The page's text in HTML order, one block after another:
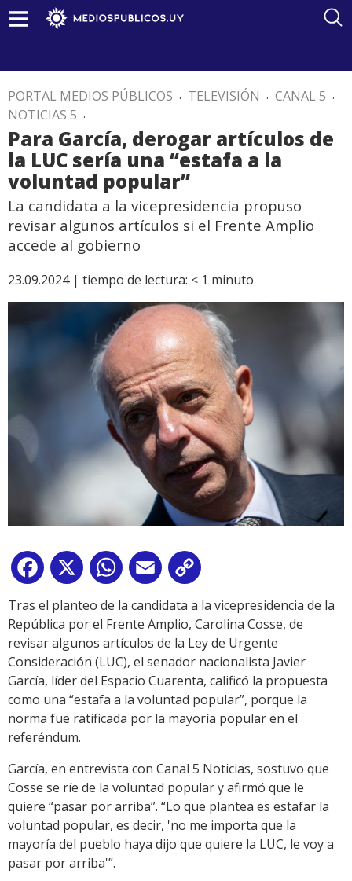
PORTAL MEDIOS PÚBLICOS . TELEVISIÓN . CANAL 5 .
NOTICIAS 5 .
Para García, derogar artículos de
la LUC sería una “estafa a la
voluntad popular”
La candidata a la vicepresidencia propuso
revisar algunos artículos si el Frente Amplio
accede al gobierno
23.09.2024 | tiempo de lectura: < 1 minuto
Facebook
X WhatsApp
Email
Link
Tras el planteo de la candidata a la vicepresidencia de la
República por el Frente Amplio, Carolina Cosse, de
revisar algunos artículos de la Ley de Urgente
Consideración (LUC), el senador nacionalista Javier
García, líder del Espacio Cuarenta, calificó la propuesta
como una “estafa a la voluntad popular”, porque la
norma fue ratificada por la mayoría popular en el
referéndum.
García, en entrevista con Canal 5 Noticias, sostuvo que
Cosse se ríe de la voluntad popular y afirmó que le
quiere “pasar por arriba”. “Lo que plantea es estafar la
voluntad popular, es decir, 'no me importa que la
mayoría del pueblo haya dijo que quiere la LUC, le voy a
pasar por arriba'”.